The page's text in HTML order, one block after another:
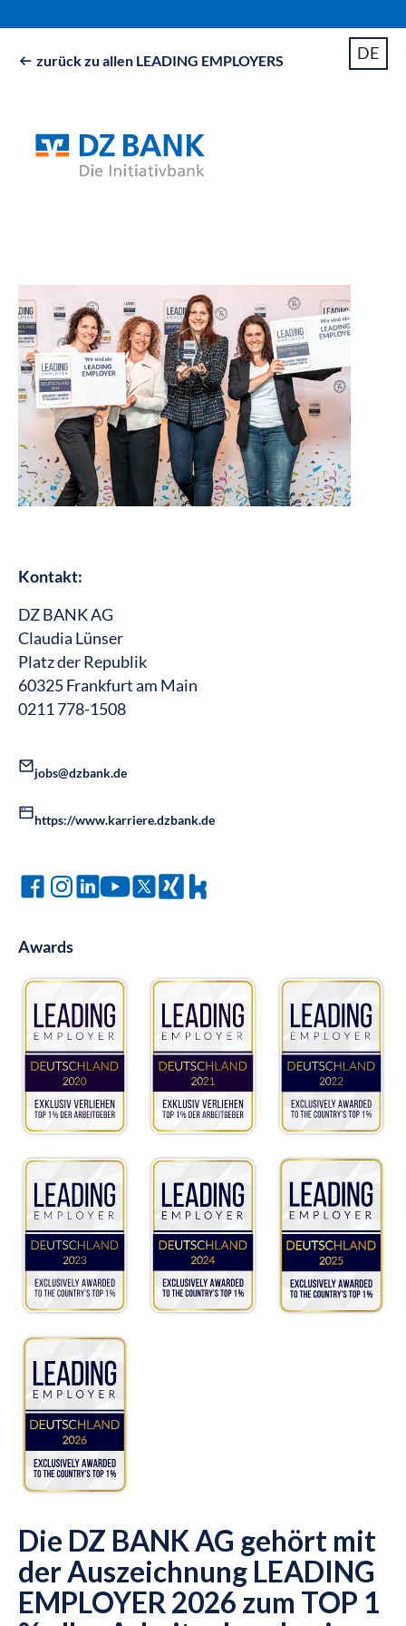
 zurück zu allen LEADING EMPLOYERS DE
Kontakt:
DZ BANK AG
Claudia Lünser
Platz der Republik
60325 Frankfurt am Main
0211 778-1508
jobs@dzbank.de
https://www.karriere.dzbank.de
Awards
Die DZ BANK AG gehört mit
der Auszeichnung LEADING
EMPLOYER 2026 zum TOP 1